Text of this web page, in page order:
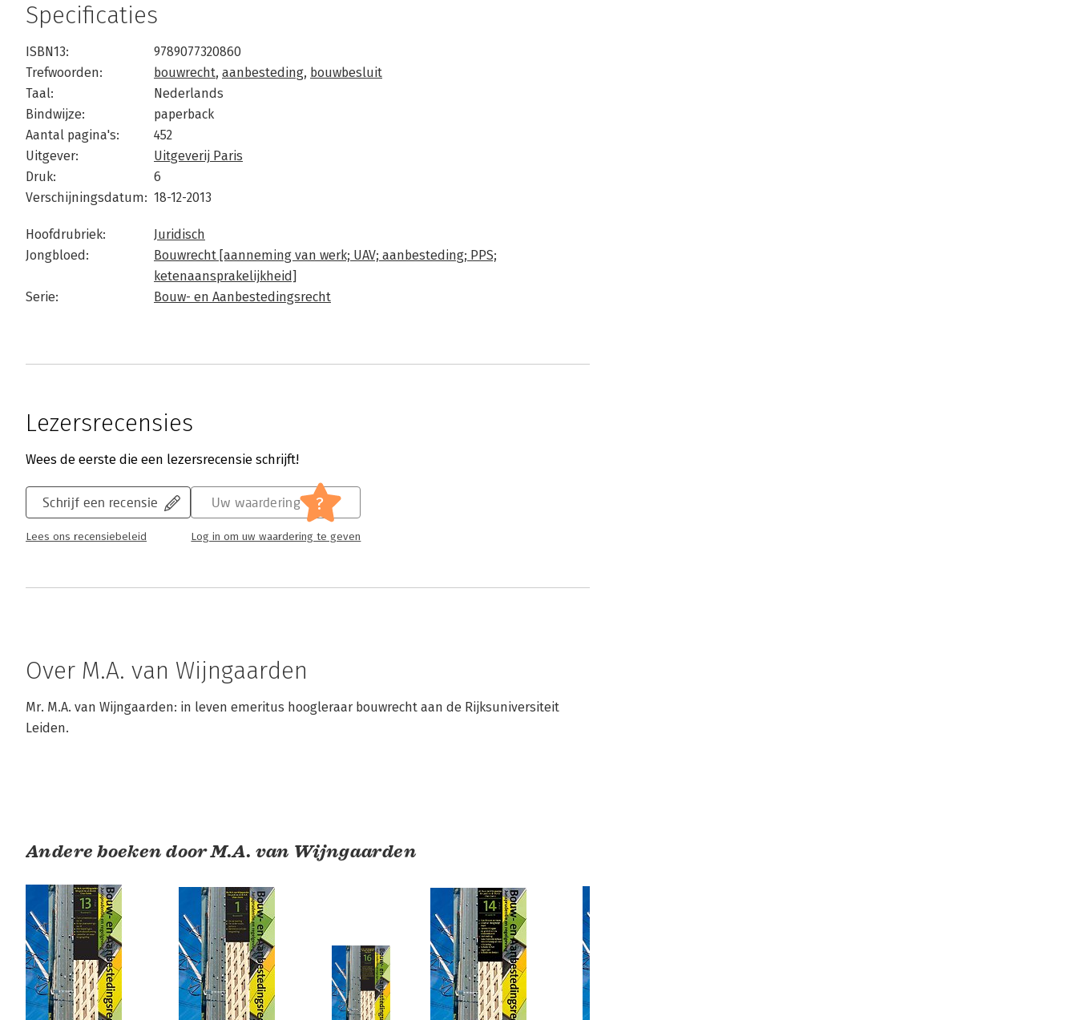
Specificaties
ISBN13:
9789077320860
Trefwoorden:
bouwrecht, aanbesteding, bouwbesluit
Taal:
Nederlands
Bindwijze:
paperback
Aantal pagina's:
452
Uitgever:
Uitgeverij Paris
Druk:
6
Verschijningsdatum: 18-12-2013
Hoofdrubriek:
Juridisch
Jongbloed:
Bouwrecht [aanneming van werk; UAV; aanbesteding; PPS;
ketenaansprakelijkheid]
Serie:
Bouw- en Aanbestedingsrecht
Lezersrecensies
Wees de eerste die een lezersrecensie schrijft!
Schrijf een recensie
Lees ons recensiebeleid
Uw waardering ?
Log in om uw waardering te geven
Over M.A. van Wijngaarden
Mr. M.A. van Wijngaarden: in leven emeritus hoogleraar bouwrecht aan de Rijksuniversiteit
Leiden.
Andere boeken door M.A. van Wijngaarden